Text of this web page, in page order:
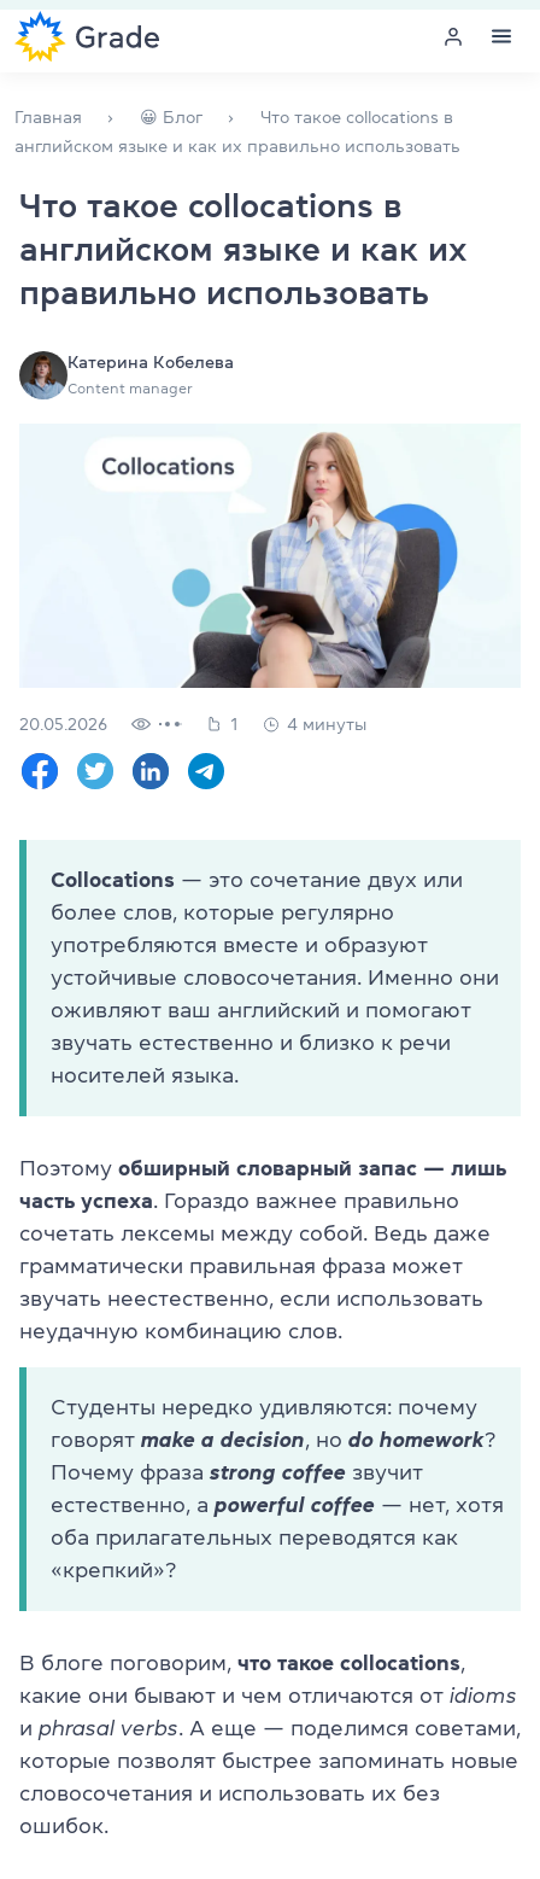
Обучение для преподавателей
Английский для компаний
Подготовка к экзаменам
уровень
Язык сайта RU
(098) 580 11 00
г. Киев, метро Золотые Ворота, ул. Ярославов Вал, 13/2-б,
Посмотреть на Google Maps
Главная 😀 Блог
Что такое collocations в
английском языке и как их правильно использовать
Что такое collocations в
английском языке и как их
правильно использовать
Катерина Кобелева
Content manager
20.05.2026 1 4 минуты
Collocations — это сочетание двух или
более слов, которые регулярно
употребляются вместе и образуют
устойчивые словосочетания. Именно они
оживляют ваш английский и помогают
звучать естественно и близко к речи
носителей языка.
Поэтому обширный словарный запас — лишь
часть успеха . Гораздо важнее правильно
сочетать лексемы между собой. Ведь даже
грамматически правильная фраза может
звучать неестественно, если использовать
неудачную комбинацию слов.
Студенты нередко удивляются: почему
говорят make a decision , но do homework?
Почему фраза strong coffee звучит
естественно, а powerful coffee — нет, хотя
оба прилагательных переводятся как
«крепкий»?
В блоге поговорим, что такое collocations
какие они бывают и чем отличаются от idioms
и phrasal verbs . А еще — поделимся советами,
которые позволят быстрее запоминать новые
словосочетания и использовать их без
ошибок.